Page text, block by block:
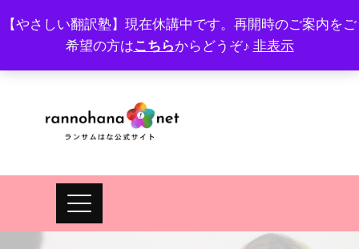
【やさしい翻訳塾】現在休講中です。再開時のご案内をご
希望の方はこちらからどうぞ♪ 非表示
プロフィール FAQ Site map JA EN